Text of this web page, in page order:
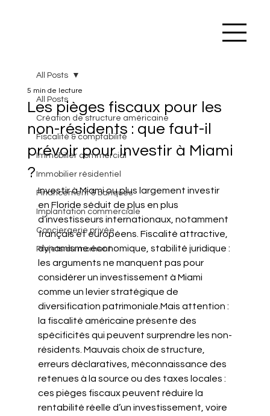
All Posts
Création de structure américaine
Fiscalité & comptabilité
Immobilier commercial
Immobilier résidentiel
Financement & banques
Implantation commerciale
Conciergerie privée
Projets du moment
All Posts
Les pièges fiscaux pour les
non-résidents : que faut-il
prévoir pour investir à Miami
?
5 min de lecture
Investir à Miami ou plus largement investir
en Floride séduit de plus en plus
d’investisseurs internationaux, notamment
français et européens. Fiscalité attractive,
dynamisme économique, stabilité juridique :
les arguments ne manquent pas pour
considérer un investissement à Miami
comme un levier stratégique de
diversification patrimoniale.Mais attention :
la fiscalité américaine présente des
spécificités qui peuvent surprendre les non-
résidents. Mauvais choix de structure,
erreurs déclaratives, méconnaissance des
retenues à la source ou des taxes locales :
ces pièges fiscaux peuvent réduire la
rentabilité réelle d’un investissement, voire